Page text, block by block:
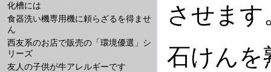
化槽には
食器洗い機専用機に頼らざるを得ませ
ん
西友系のお店で販売の「環境優選」シ
リーズ
友人の子供が牛アレルギーです
させます
石けんを